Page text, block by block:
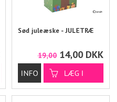
Sød juleæske - JULETRÆ
19,00 14,00 DKK